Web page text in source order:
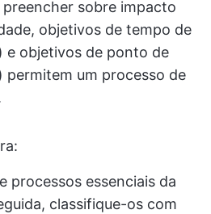
preencher sobre impacto
objetivos de tempo de
e objetivos de ponto de
permitem um processo de
processos essenciais da
classifique-os com